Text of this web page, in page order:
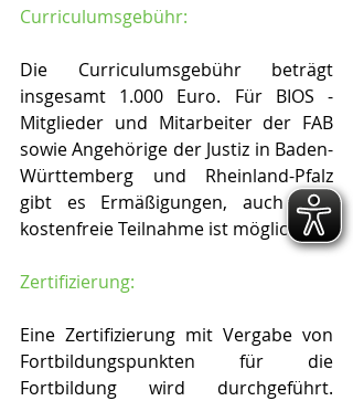
Curriculumsgebühr:
Die Curriculumsgebühr beträgt
insgesamt 1.000 Euro. Für BIOS -
Mitglieder und Mitarbeiter der FAB
sowie Angehörige der Justiz in Baden-
Württemberg und Rheinland-Pfalz
gibt es Ermäßigungen, auch eine
kostenfreie Teilnahme ist möglich.
Zertifizierung:
Eine Zertifizierung mit Vergabe von
Fortbildungspunkten für die
Fortbildung wird durchgeführt.